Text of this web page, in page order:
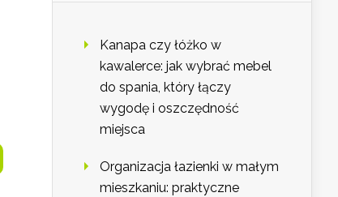
Kanapa czy łóżko w
kawalerce: jak wybrać mebel
do spania, który łączy
wygodę i oszczędność
miejsca
Organizacja łazienki w małym
mieszkaniu: praktyczne